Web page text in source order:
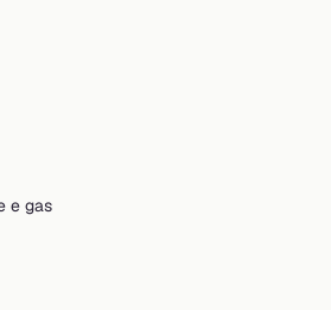
e gas